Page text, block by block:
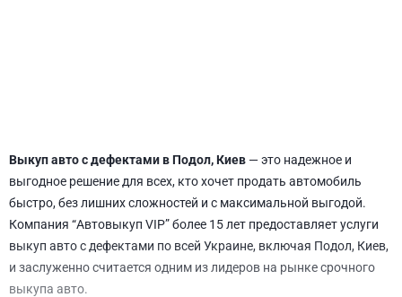
Выкуп авто с дефектами в Подол, Киев — это надежное и
выгодное решение для всех, кто хочет продать автомобиль
быстро, без лишних сложностей и с максимальной выгодой.
Компания “Автовыкуп VIP” более 15 лет предоставляет услуги
выкуп авто с дефектами по всей Украине, включая Подол, Киев,
и заслуженно считается одним из лидеров на рынке срочного
выкупа авто.